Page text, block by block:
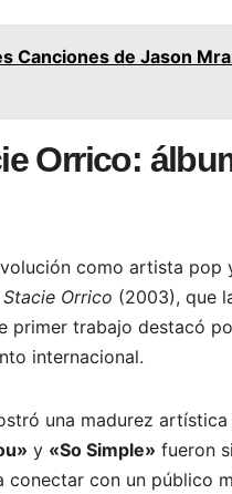
Canciones de Jason
Orrico:
como artista pop
Stacie Orrico (2003), que
primer trabajo destacó
internacional.
una madurez
y «So Simple» fueron
con un público